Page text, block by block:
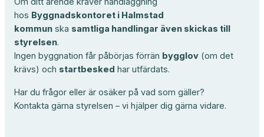
hos Byggnadskontoret i Halmstad
kommun ska samtliga handlingar även skickas till
styrelsen.
Ingen byggnation får påbörjas förrän bygglov (om det
krävs) och startbesked har utfärdats.
Har du frågor eller är osäker på vad som gäller?
Kontakta gärna styrelsen – vi hjälper dig gärna vidare.